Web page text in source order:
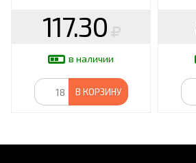
117.30
в наличии
В КОРЗИНУ